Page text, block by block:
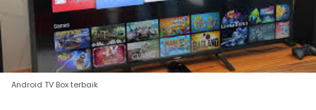
Android TV Box terbaik